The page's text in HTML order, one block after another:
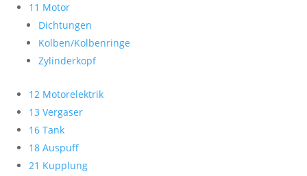
11 Motor
Dichtungen
Kolben/Kolbenringe
Zylinderkopf
12 Motorelektrik
13 Vergaser
16 Tank
18 Auspuff
21 Kupplung